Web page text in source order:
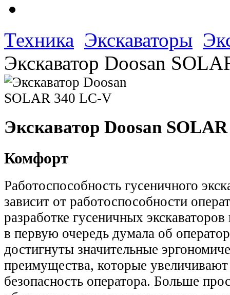
Техника Экскаваторы
Экскаватор Doosan
Экскаватор Doosan
Комфорт
Работоспособность гусеничного
зависит от работоспособности
разработке гусеничных
в первую очередь думала об
достигнуты значительные
преимущества, которые
безопасность оператора. Больше